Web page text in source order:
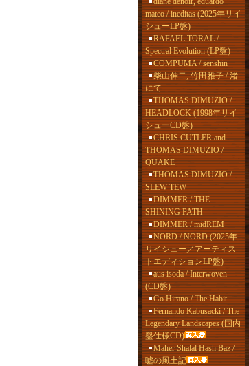
mateo / ineditas (2025年リイ
シューLP盤)
RAFAEL TORAL /
Spectral Evolution (LP盤)
COMPUMA / senshin
柴山伸二, 竹田雅子 / 渚
にて
THOMAS DIMUZIO /
HEADLOCK (1998年リイ
シューCD盤)
CHRIS CUTLER and
THOMAS DIMUZIO /
QUAKE
THOMAS DIMUZIO /
SLEW TEW
DIMMER / THE
SHINING PATH
DIMMER / midREM
NORD / NORD (2025年
リイシュー／アーティス
トエディションLP盤)
aus isoda / Interwoven
(CD盤)
Go Hirano / The Habit
Fernando Kabusacki / The
Legendary Landscapes (国内
盤仕様CD)
Maher Shalal Hash Baz /
嘘の風土記